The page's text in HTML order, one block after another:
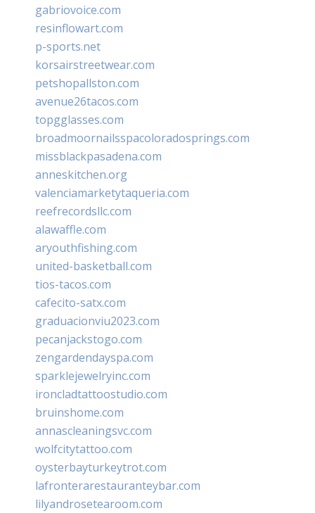
gabriovoice.com
resinflowart.com
p-sports.net
korsairstreetwear.com
petshopallston.com
avenue26tacos.com
topgglasses.com
broadmoornailsspacoloradosprings.com
missblackpasadena.com
anneskitchen.org
valenciamarketytaqueria.com
reefrecordsllc.com
alawaffle.com
aryouthfishing.com
united-basketball.com
tios-tacos.com
cafecito-satx.com
graduacionviu2023.com
pecanjackstogo.com
zengardendayspa.com
sparklejewelryinc.com
ironcladtattoostudio.com
bruinshome.com
annascleaningsvc.com
wolfcitytattoo.com
oysterbayturkeytrot.com
lafronterarestauranteybar.com
lilyandrosetearoom.com